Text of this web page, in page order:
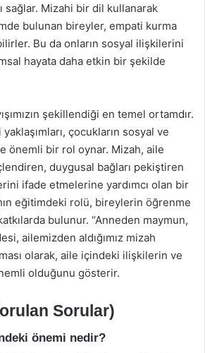
sağlar. Mizahi bir dil kullanarak
bulunan bireyler, empati kurma
Bu da onların sosyal ilişkilerini
hayata daha etkin bir şekilde
şekillendiği en temel ortamdır.
çocukların sosyal ve
önemli bir rol oynar. Mizah, aile
duygusal bağları pekiştiren
ifade etmelerine yardımcı olan bir
eğitimdeki rolü, bireylerin öğrenme
bulunur. “Anneden maymun,
ailemizden aldığımız mizah
olarak, aile içindeki ilişkilerin ve
olduğunu gösterir.
Sorular)
önemi nedir?